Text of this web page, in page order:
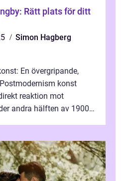
Rätt plats för ditt
Simon Hagberg
En övergripande,
konst
reaktion mot
andra hälften av 1900-